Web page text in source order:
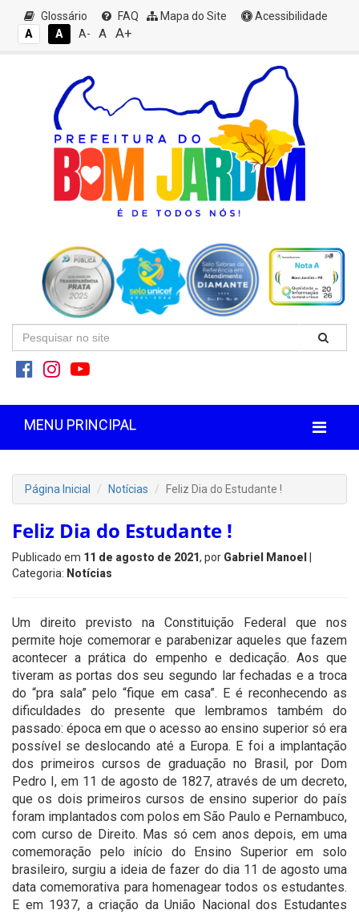
Glossário FAQ Mapa do Site
Acessibilidade
A
A A- A A+
MENU PRINCIPAL
Página Inicial Notícias Feliz Dia do Estudante !
Feliz Dia do Estudante !
Publicado em 11 de agosto de 2021, por Gabriel Manoel
Categoria: Notícias
Um direito previsto na Constituição Federal que nos
permite hoje comemorar e parabenizar aqueles que fazem
acontecer a prática do empenho e dedicação. Aos que
tiveram as portas dos seu segundo lar fechadas e a troca
do “pra sala” pelo “fique em casa”. E é reconhecendo as
dificuldades do presente que lembramos também do
passado: época em que o acesso ao ensino superior só era
possível se deslocando até a Europa. E foi a implantação
dos primeiros cursos de graduação no Brasil, por Dom
Pedro I, em 11 de agosto de 1827, através de um decreto,
que os dois primeiros cursos de ensino superior do país
foram implantados com polos em São Paulo e Pernambuco,
com curso de Direito. Mas só cem anos depois, em uma
comemoração pelo início do Ensino Superior em solo
brasileiro, surgiu a ideia de fazer do dia 11 de agosto uma
data comemorativa para homenagear todos os estudantes.
E em 1937, a criação da União Nacional dos Estudantes